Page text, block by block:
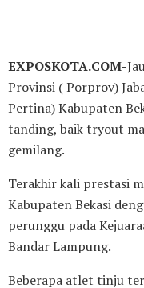
EXPOSKOTA.COM-
Provinsi ( Porprov)
Pertina) Kabupaten
tanding, baik tryout
gemilang.
Terakhir kali prestasi
Kabupaten Bekasi
perunggu pada
Bandar Lampung.
Beberapa atlet tinju